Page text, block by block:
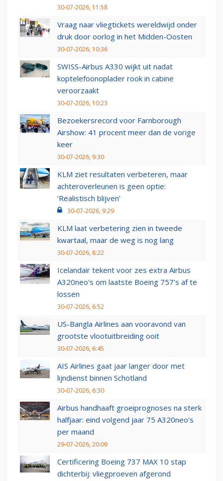
30-07-2026, 11:58
Vraag naar vliegtickets wereldwijd onder
druk door oorlog in het Midden-Oosten
30-07-2026, 10:36
SWISS-Airbus A330 wijkt uit nadat
koptelefoonoplader rook in cabine
veroorzaakt
30-07-2026, 10:23
Bezoekersrecord voor Farnborough
Airshow: 41 procent meer dan de vorige
keer
30-07-2026, 9:30
KLM ziet resultaten verbeteren, maar
achteroverleunen is geen optie:
‘Realistisch blijven’
30-07-2026, 9:29
KLM laat verbetering zien in tweede
kwartaal, maar de weg is nog lang
30-07-2026, 8:22
Icelandair tekent voor zes extra Airbus
A320neo's om laatste Boeing 757's af te
lossen
30-07-2026, 6:52
US-Bangla Airlines aan vooravond van
grootste vlootuitbreiding ooit
30-07-2026, 6:45
AIS Airlines gaat jaar langer door met
lijndienst binnen Schotland
30-07-2026, 6:30
Airbus handhaaft groeiprognoses na sterk
halfjaar: eind volgend jaar 75 A320neo’s
per maand
29-07-2026, 20:09
Certificering Boeing 737 MAX 10 stap
dichterbij: vliegproeven afgerond